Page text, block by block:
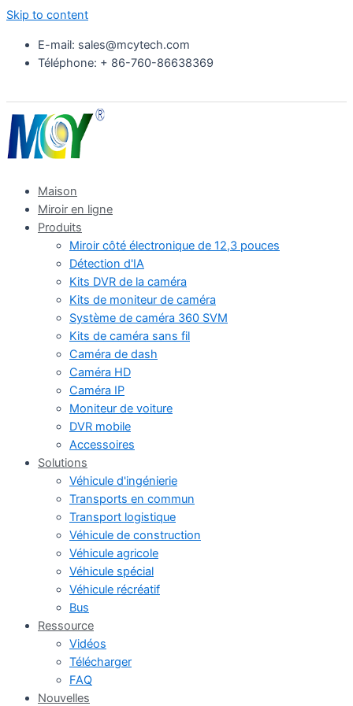
Skip to content
E-mail: sales@mcytech.com
Téléphone: + 86-760-86638369
Maison
Miroir en ligne
Produits
Miroir côté électronique de 12,3 pouces
Détection d'IA
Kits DVR de la caméra
Kits de moniteur de caméra
Système de caméra 360 SVM
Kits de caméra sans fil
Caméra de dash
Caméra HD
Caméra IP
Moniteur de voiture
DVR mobile
Accessoires
Solutions
Véhicule d'ingénierie
Transports en commun
Transport logistique
Véhicule de construction
Véhicule agricole
Véhicule spécial
Véhicule récréatif
Bus
Ressource
Vidéos
Télécharger
FAQ
Nouvelles